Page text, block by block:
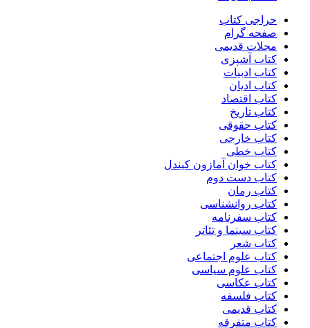
حراجی کتاب
صفحه گرام
مجلات قدیمی
کتاب آشپزی
کتاب ادبیات
کتاب ادیان
کتاب اقتصاد
کتاب تاریخ
کتاب حقوقی
کتاب خارجی
کتاب خطی
کتاب خوان آمازون کیندل
کتاب دست دوم
کتاب رمان
کتاب روانشناسی
کتاب سفرنامه
کتاب سینما و تئاتر
کتاب شعر
کتاب علوم اجتماعی
کتاب علوم سیاسی
کتاب عکاسی
کتاب فلسفه
کتاب قدیمی
کتاب متفرقه